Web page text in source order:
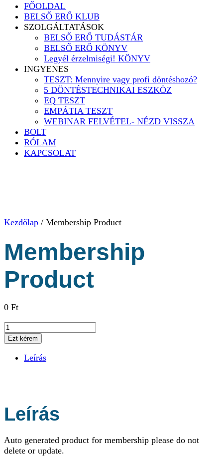
FŐOLDAL
BELSŐ ERŐ KLUB
SZOLGÁLTATÁSOK
BELSŐ ERŐ TUDÁSTÁR
BELSŐ ERŐ KÖNYV
Legyél érzelmiségi! KÖNYV
INGYENES
TESZT: Mennyire vagy profi döntéshozó?
5 DÖNTÉSTECHNIKAI ESZKÖZ
EQ TESZT
EMPÁTIA TESZT
WEBINAR FELVÉTEL- NÉZD VISSZA
BOLT
RÓLAM
KAPCSOLAT
Kezdőlap / Membership Product
Membership
Product
0 Ft
Membership
Product
mennyiség
Ezt kérem
Leírás
Leírás
Auto generated product for membership please do not
delete or update.